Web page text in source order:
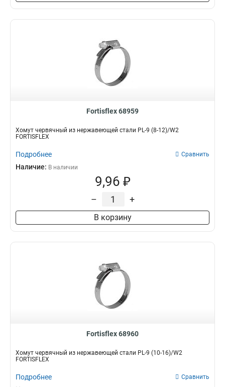
Fortisflex 68959
Хомут червячный из нержавеющей стали PL-9 (8-12)/W2
FORTISFLEX
Подробнее Сравнить
Наличие: В наличии
9,96 ₽
– +
В корзину
Fortisflex 68960
Хомут червячный из нержавеющей стали PL-9 (10-16)/W2
FORTISFLEX
Подробнее Сравнить